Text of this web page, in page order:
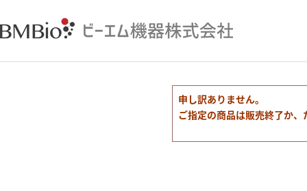
申し訳ありません。
ご指定の商品は販売終了か